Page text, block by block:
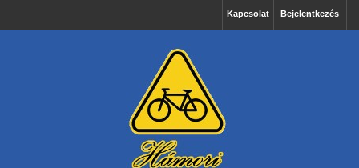
Bejelentkezés
Kapcsolat